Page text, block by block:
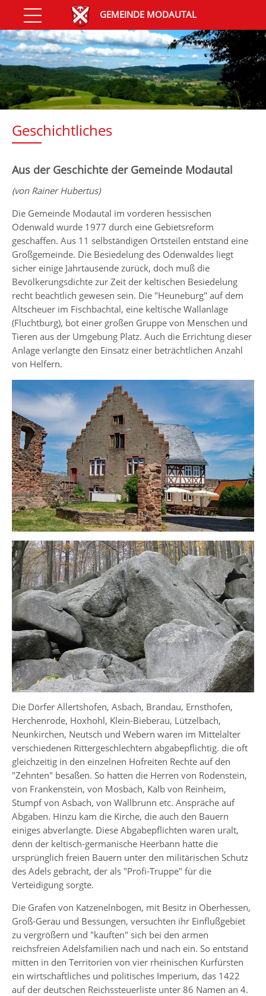
GEMEINDE MODAUTAL
Geschichtliches
Aus der Geschichte der Gemeinde Modautal
(von Rainer Hubertus)
Die Gemeinde Modautal im vorderen hessischen
Odenwald wurde 1977 durch eine Gebietsreform
geschaffen. Aus 11 selbständigen Ortsteilen entstand eine
Großgemeinde. Die Besiedelung des Odenwaldes liegt
sicher einige Jahrtausende zurück, doch muß die
Bevölkerungsdichte zur Zeit der keltischen Besiedelung
recht beachtlich gewesen sein. Die "Heuneburg" auf dem
Altscheuer im Fischbachtal, eine keltische Wallanlage
(Fluchtburg), bot einer großen Gruppe von Menschen und
Tieren aus der Umgebung Platz. Auch die Errichtung dieser
Anlage verlangte den Einsatz einer beträchtlichen Anzahl
von Helfern.
Die Dörfer Allertshofen, Asbach, Brandau, Ernsthofen,
Herchenrode, Hoxhohl, Klein-Bieberau, Lützelbach,
Neunkirchen, Neutsch und Webern waren im Mittelalter
verschiedenen Rittergeschlechtern abgabepflichtig. die oft
gleichzeitig in den einzelnen Hofreiten Rechte auf den
"Zehnten" besaßen. So hatten die Herren von Rodenstein,
von Frankenstein, von Mosbach, Kalb von Reinheim,
Stumpf von Asbach, von Wallbrunn etc. Anspräche auf
Abgaben. Hinzu kam die Kirche, die auch den Bauern
einiges abverlangte. Diese Abgabepflichten waren uralt,
denn der keltisch-germanische Heerbann hatte die
ursprünglich freien Bauern unter den militärischen Schutz
des Adels gebracht, der als "Profi-Truppe" für die
Verteidigung sorgte.
Die Grafen von Katzenelnbogen, mit Besitz in Oberhessen,
Groß-Gerau und Bessungen, versuchten ihr Einflußgebiet
zu vergrößern und "kauften" sich bei den armen
reichsfreien Adelsfamilien nach und nach ein. So entstand
mitten in den Territorien von vier rheinischen Kurfürsten
ein wirtschaftliches und politisches Imperium, das 1422
auf der deutschen Reichssteuerliste unter 86 Namen an 4.